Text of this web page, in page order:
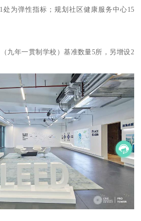
处为弹性指标；规划社区健康服务中心15
九年一贯制学校）基准数量5所，另增设2